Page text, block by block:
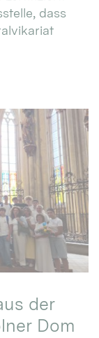
dass
der
Dom